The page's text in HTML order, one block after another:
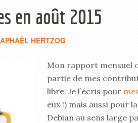
en août 2015
HERTZOG
Mon rapport mensuel
partie de mes
libre. Je l’écris pour
eux !) mais aussi pour
Debian au sens large